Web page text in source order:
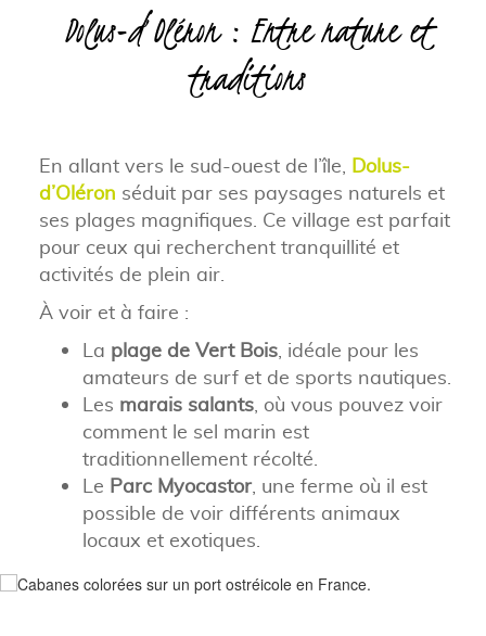
Dolus-d’Oléron : Entre nature et
traditions
En allant vers le sud-ouest de l’île, Dolus-
d’Oléron séduit par ses paysages naturels et
ses plages magnifiques. Ce village est parfait
pour ceux qui recherchent tranquillité et
activités de plein air.
À voir et à faire :
La plage de Vert Bois, idéale pour les
amateurs de surf et de sports nautiques.
Les marais salants, où vous pouvez voir
comment le sel marin est
traditionnellement récolté.
Le Parc Myocastor, une ferme où il est
possible de voir différents animaux
locaux et exotiques.